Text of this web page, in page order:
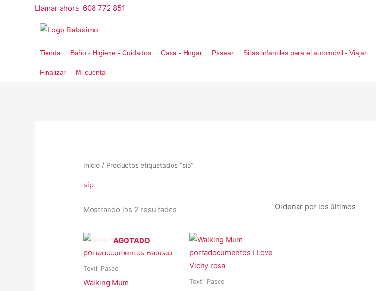
Llamar ahora 608 772 851
Tienda Baño - Higiene - Cuidados Casa - Hogar Pasear Sillas infantiles para el automóvil - Viajar
Finalizar Mi cuenta
Inicio / Productos etiquetados “sip”
sip
Mostrando los 2 resultados
últimos
AGOTADO
Textil Paseo
Walking Mum
Textil Paseo